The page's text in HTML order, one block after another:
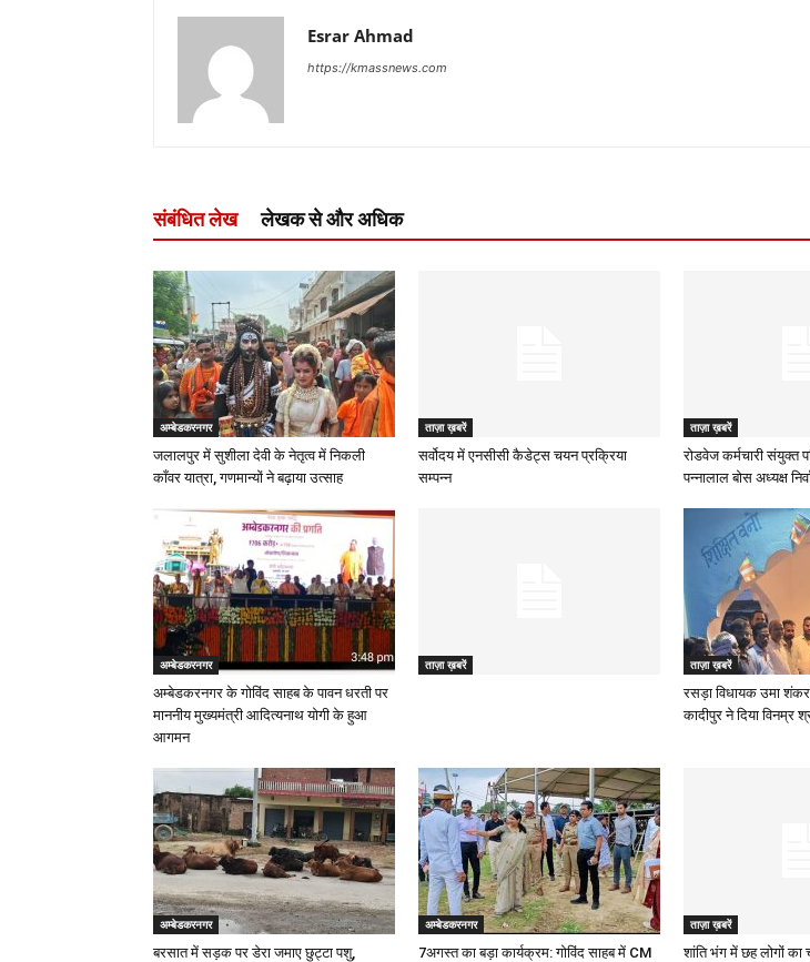
Esrar Ahmad
https://kmassnews.com
संबंधित लेख लेखक से और अधिक
अम्बेडकरनगर
जलालपुर में सुशीला देवी के नेतृत्व में निकली
काँवर यात्रा, गणमान्यों ने बढ़ाया उत्साह
ताज़ा ख़बरें
सर्वोदय में एनसीसी कैडेट्स चयन प्रक्रिया
सम्पन्न
ताज़ा ख़बरें
रोडवेज कर्मचारी संयुक्त
पन्नालाल बोस अध्यक्ष
अम्बेडकरनगर
अम्बेडकरनगर के गोविंद साहब के पावन धरती पर
माननीय मुख्यमंत्री आदित्यनाथ योगी के हुआ
आगमन
ताज़ा ख़बरें ताज़ा ख़बरें
रसड़ा विधायक उमा
कादीपुर ने दिया विनम्र
अम्बेडकरनगर
बरसात में सड़क पर डेरा जमाए छुट्टा पशु,
अम्बेडकरनगर
7अगस्त का बड़ा कार्यक्रम: गोविंद साहब में CM
ताज़ा ख़बरें
शांति भंग में छह लोगों का